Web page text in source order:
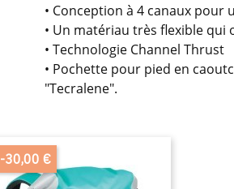
• Conception à 4 canaux pour
• Un matériau très flexible
• Technologie Channel Thrust
• Pochette pour pied en
"Tecralene".
-30,00 €